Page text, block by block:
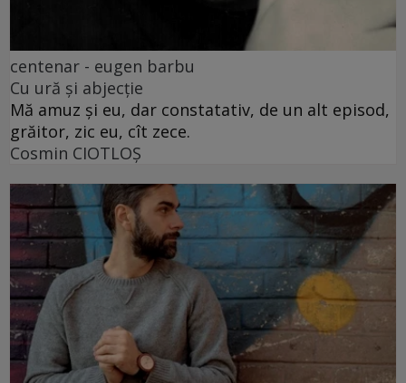
centenar - eugen barbu
Cu ură și abjecție
Mă amuz și eu, dar constatativ, de un alt episod,
grăitor, zic eu, cît zece.
Cosmin CIOTLOŞ